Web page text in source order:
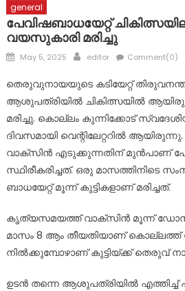
general
പേവിഷബാധയേറ്റ്
വയസുകാരി മരിച്ചു
Posted
May 5, 2025 Author
editor Comment(0)
തെരുവുനായയുടെ കടിയേറ്റ്
ആശുപത്രിയിൽ ചികിത്സയിൽ
മരിച്ചു. കൊല്ലം കുന്നിക്കോട്
ദിവസമായി വെന്റിലേറ്ററിൽ
വാക്സിൻ എടുക്കുന്നതിന് മുൻപാണ്
സ്ഥിരീകരിച്ചത്. ഒരു മാസത്തിനിടെ
ബാധയേറ്റ് മൂന്ന് കുട്ടികളാണ് മരിച്ചത്.
കൃത്യസമയത്ത് വാക്സിൻ മൂന്ന്
മാസം 8 ആം തീയതിയാണ് കൊല്ലത്ത്
നിൽക്കുമ്പോഴാണ് കുട്ടിയ്ക്ക് തെരുവ്
ഉടൻ തന്നെ ആശുപത്രിയിൽ എത്തിച്ച്